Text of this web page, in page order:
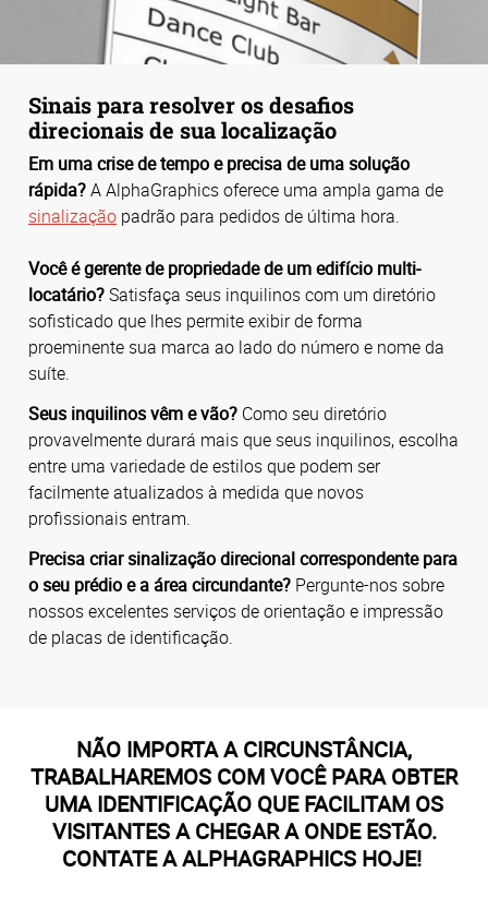
Sinais para resolver os desafios
direcionais de sua localização
Em uma crise de tempo e precisa de uma solução
rápida?A AlphaGraphics oferece uma ampla gama de
sinalização padrão para pedidos de última hora.
Você é gerente de propriedade de um edifício multi-
locatário?Satisfaça seus inquilinos com um diretório
sofisticado que lhes permite exibir de forma
proeminente sua marca ao lado do número e nome da
suíte.
Seus inquilinos vêm e vão? Como seu diretório
provavelmente durará mais que seus inquilinos, escolha
entre uma variedade de estilos que podem ser
facilmente atualizados à medida que novos
profissionais entram.
Precisa criar sinalização direcional correspondente para
o seu prédio e a área circundante? Pergunte-nos sobre
nossos excelentes serviços de orientação e impressão
de placas de identificação.
NÃO IMPORTA A CIRCUNSTÂNCIA,
TRABALHAREMOS COM VOCÊ PARA OBTER
UMA IDENTIFICAÇÃO QUE FACILITAM OS
VISITANTES A CHEGAR A ONDE ESTÃO.
CONTATE A ALPHAGRAPHICSHOJE!